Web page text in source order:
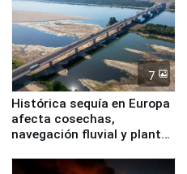
7
Histórica sequía en Europa
afecta cosechas,
navegación fluvial y plantas